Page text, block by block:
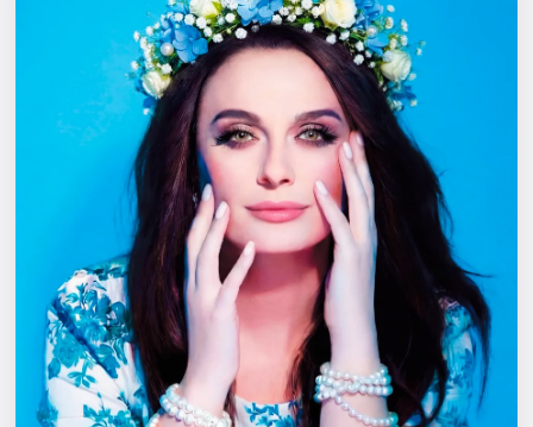
Экскурсии
Спорт
Города
Площадки
Артисты